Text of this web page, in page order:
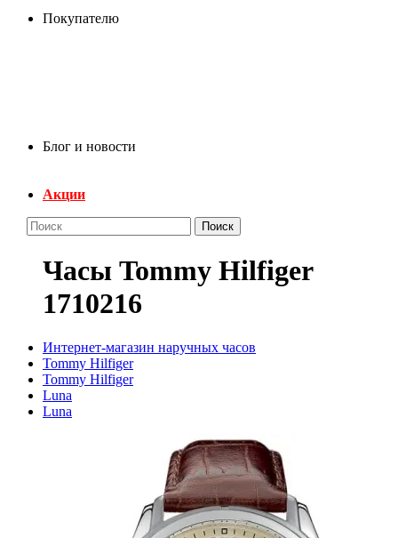
Покупателю
Блог и новости
Акции
Поиск
Часы Tommy Hilfiger
1710216
Интернет-магазин наручных часов
Tommy Hilfiger
Tommy Hilfiger
Luna
Luna